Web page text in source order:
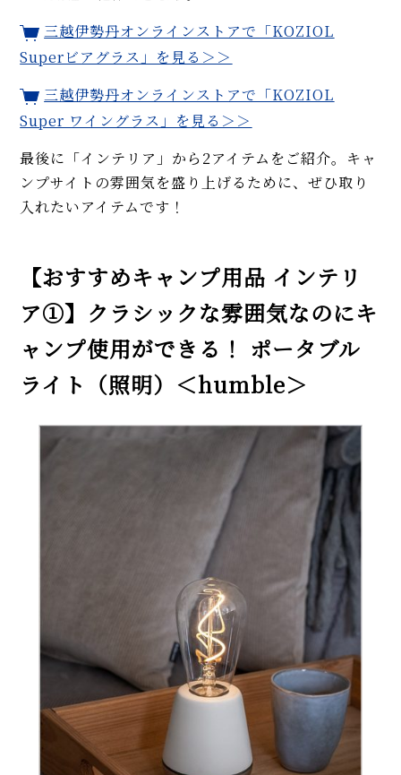
三越伊勢丹オンラインストアで「KOZIOL
Superビアグラス」を見る＞＞
三越伊勢丹オンラインストアで「KOZIOL
Super ワイングラス」を見る＞＞
最後に「インテリア」から2アイテムをご紹介。キャ
ンプサイトの雰囲気を盛り上げるために、ぜひ取り
入れたいアイテムです！
【おすすめキャンプ用品 インテリ
ア①】クラシックな雰囲気なのにキ
ャンプ使用ができる！ ポータブル
ライト（照明）＜humble＞